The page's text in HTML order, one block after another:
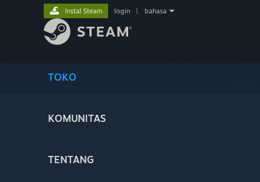
TOKO
KOMUNITAS
TENTANG
Instal Steam login bahasa